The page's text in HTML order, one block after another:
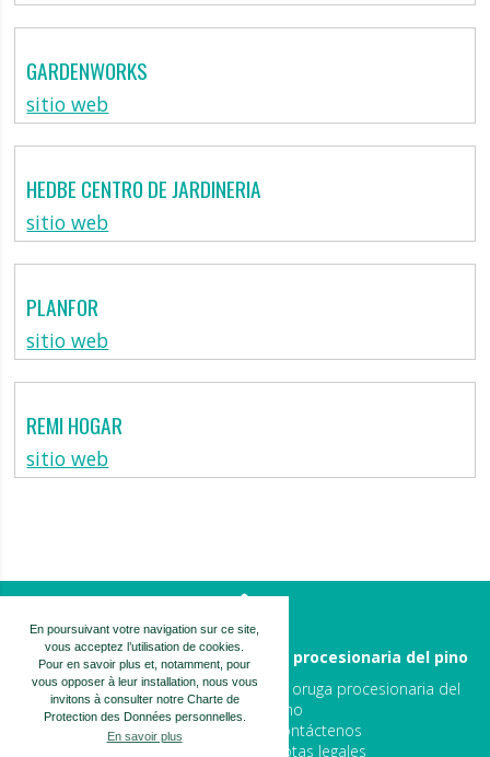
En poursuivant votre navigation sur ce site,
vous acceptez l’utilisation de cookies.
Pour en savoir plus et, notamment, pour
vous opposer à leur installation, nous vous
invitons à consulter notre Charte de
Protection des Données personnelles.
En savoir plus
GARDENWORKS
sitio web
HEDBE CENTRO DE JARDINERIA
sitio web
PLANFOR
sitio web
REMI HOGAR
sitio web
Écopiège® – Lucha contra la oruga procesionaria del pino
Collar Écopiège®
Presentación
La oruga procesionaria del
pino
Contáctenos
Notas legales